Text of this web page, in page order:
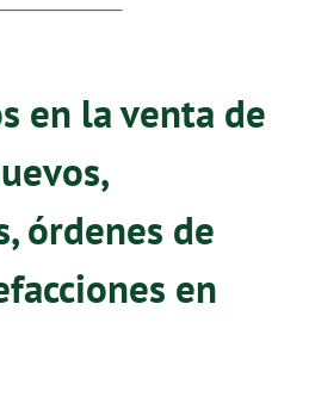
en la venta de
órdenes de
en